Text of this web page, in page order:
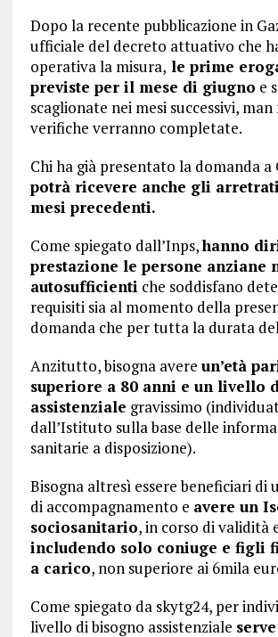
Dopo la recente pubblicazione in
ufficiale del decreto attuativo che
operativa la misura, le prime
previste per il mese di giugno e
scaglionate nei mesi successivi,
verifiche verranno completate.
Chi ha già presentato la domanda a
potrà ricevere anche gli
mesi precedenti.
Come spiegato dall’Inps,hanno
prestazione le persone anziane
autosufficienti che soddisfano
requisiti sia al momento della
domanda che per tutta la durata
Anzitutto, bisogna avere un’età
superiore a 80 anni e un livello
assistenziale gravissimo
dall’Istituto sulla base delle
sanitarie a disposizione).
Bisogna altresì essere beneficiari di
di accompagnamento e avere un
sociosanitario, in corso di validità
includendo solo coniuge e figli
a carico, non superiore ai 6mila
Come spiegato da skytg24, per
livello di bisogno assistenziale